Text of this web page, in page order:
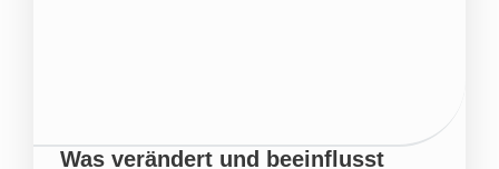
Was verändert und beeinflusst